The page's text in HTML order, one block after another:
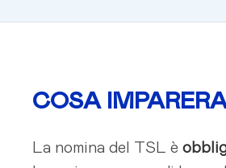
COSA
La nomina del TSL è